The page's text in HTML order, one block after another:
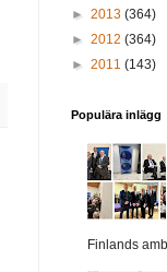
► 2013 (364)
► 2012 (364)
► 2011 (143)
Populära inlägg
Finlands